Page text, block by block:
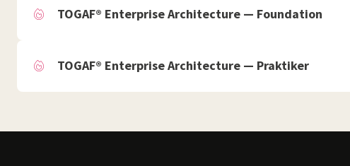
TOGAF® Enterprise Architecture — Foundation
TOGAF® Enterprise Architecture — Praktiker